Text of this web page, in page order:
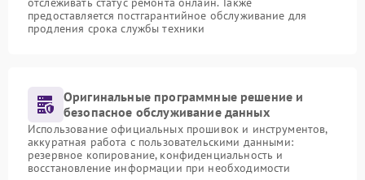
предоставляется постгарантийное обслуживание для
продления срока службы техники
Оригинальные программные решение и
безопасное обслуживание данных
Использование официальных прошивок и инструментов,
аккуратная работа с пользовательскими данными:
резервное копирование, конфиденциальность и
восстановление информации при необходимости